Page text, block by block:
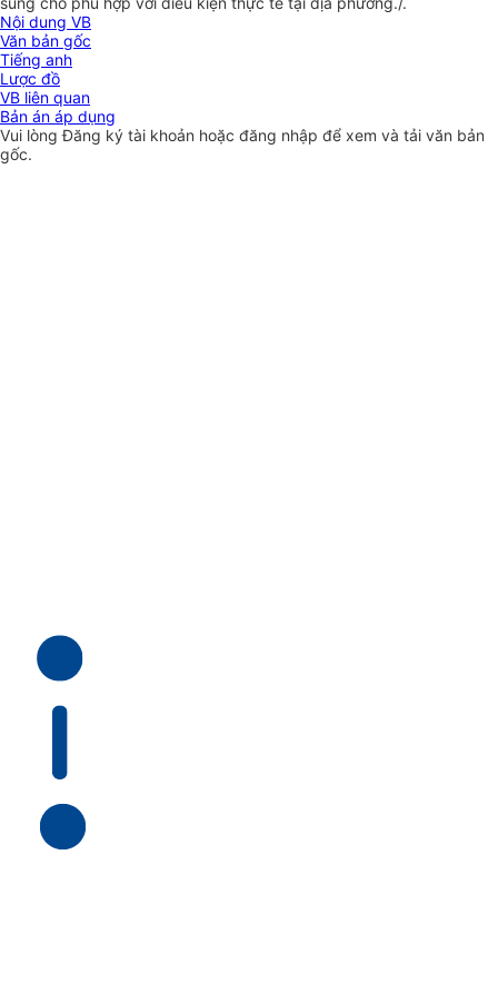
Nội dung VB
Văn bản gốc
Tiếng anh
Lược đồ
VB liên quan
Bản án áp dụng
Vui lòngĐăng ký tài khoản hoặc đăng nhập để xem và tải văn bản
gốc.